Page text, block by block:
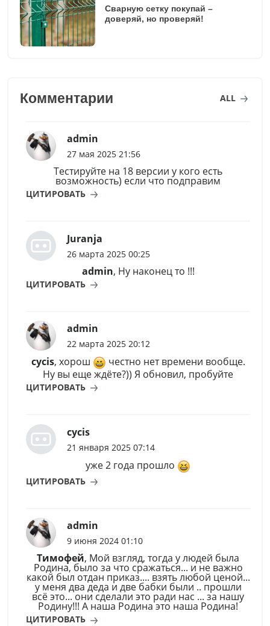
Сварную сетку покупай –
доверяй, но проверяй!
Комментарии ALL
admin
27 мая 2025 21:56
Тестируйте на 18 версии у кого есть
возможность) если что подправим
ЦИТИРОВАТЬ
Juranja
26 марта 2025 00:25
admin, Ну наконец то !!!
ЦИТИРОВАТЬ
admin
22 марта 2025 20:12
cycis, хорош
честно нет времени вообще.
Ну вы еще ждёте?)) Я обновил, пробуйте
ЦИТИРОВАТЬ
cycis
21 января 2025 07:14
уже 2 года прошло
ЦИТИРОВАТЬ
admin
9 июня 2024 01:10
Тимофей, Мой взгляд, тогда у людей была
Родина, было за что сражаться... и не важно
какой был отдан приказ.... взять любой ценой...
у меня два деда и две бабки были .. прошли
всё это... они сделали это ради нас ... за нашу
Родину!!! А наша Родина это наша Родина!
ЦИТИРОВАТЬ